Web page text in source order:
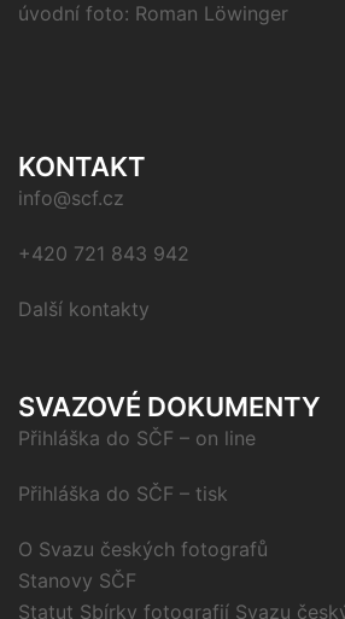
úvodní foto: Roman Löwinger
KONTAKT
info@scf.cz
+420 721 843 942
Další kontakty
SVAZOVÉ DOKUMENTY
Přihláška do SČF – on line
Přihláška do SČF – tisk
O Svazu českých fotografů
Stanovy SČF
Statut Sbírky fotografií Svazu